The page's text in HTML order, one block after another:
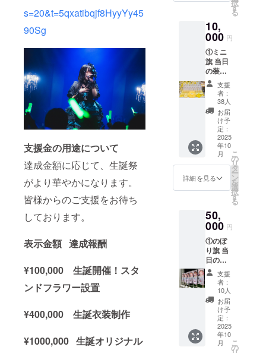
s=20&t=5qxatibqjf8HyyYy45
90Sg
支援金の用途について
達成金額に応じて、生誕祭
がより華やかになります。
皆様からのご支援をお待ち
しております。
表示金額 達成報酬
¥100,000 生誕開催！スタ
ンドフラワー設置
¥400,000 生誕衣装制作
¥1000,000 生誕オリジナル
たします。 ※7文
前・特殊文字・
記号は使用でき
ません。使用さ
れた場合ご希望
のお名前での履
行が難しい場合
がございますこ
と予めご了承く
ださい。
ネーム可）をご
記載ください。
希望のお名前が
ない場合は、空
欄でも問題ござ
いません。 ※
ボードのお持ち
帰り不可 ※お名
前（ニックネー
ム可）は、6文字
以内でお願いい
字以上のお名
前・特殊文字・
記号は使用でき
れた場合ご希望
のお名前での履
と予めご了承く
ださい。
択
す
る
10,
000 円
①ミニ
旗 当日
の装飾
に使用
する、
ミニ旗
を作成
致しま
す。 ミ
ニ旗に
は、生
誕祭ご
支援者
様のお
名前
（ニッ
ム可）
を記載
させて
いただ
きま
す。 お
名前は
データ
で印字
いたし
ます。
②スタ
ンドフ
ラワー
(名前掲
支援
者：
38人
お届
け予
定：
2025
年10
月
詳細を見る
こ
の
リ
タ
ー
ン
を
選
択
す
る
50,
000 円
①のぼ
り旗 当
日の装
飾に使
用す
る、の
ぼり旗
を作成
いたし
ます。
のぼり
旗には
支援
者：
10人
お届
け予
定：
2025
年10
月
こ
の